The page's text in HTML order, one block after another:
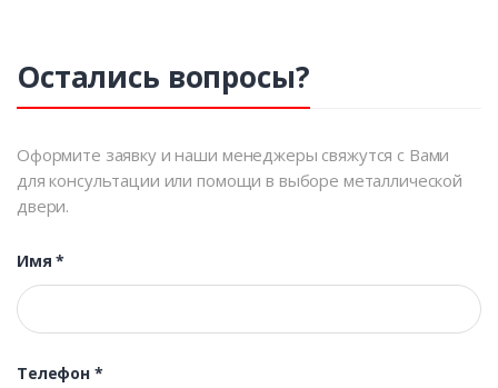
Остались вопросы?
Оформите заявку и наши менеджеры свяжутся с Вами
для консультации или помощи в выборе металлической
двери.
Имя*
Телефон *